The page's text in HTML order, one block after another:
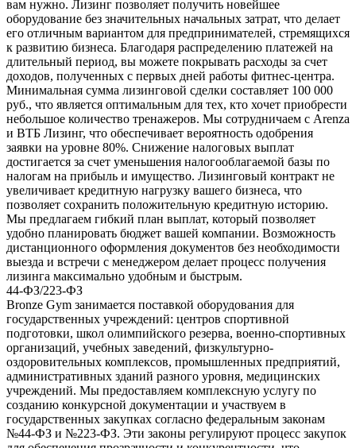
вам нужно. Лизинг позволяет получить новейшее
оборудование без значительных начальных затрат, что делает
его отличным вариантом для предпринимателей, стремящихся
к развитию бизнеса. Благодаря распределению платежей на
длительный период, вы можете покрывать расходы за счет
доходов, полученных с первых дней работы фитнес-центра.
Минимальная сумма лизинговой сделки составляет 100 000
руб., что является оптимальным для тех, кто хочет приобрести
небольшое количество тренажеров. Мы сотрудничаем с Arenza
и ВТБ Лизинг, что обеспечивает вероятность одобрения
заявки на уровне 80%. Снижение налоговых выплат
достигается за счет уменьшения налогооблагаемой базы по
налогам на прибыль и имущество. Лизинговый контракт не
увеличивает кредитную нагрузку вашего бизнеса, что
позволяет сохранить положительную кредитную историю.
Мы предлагаем гибкий план выплат, который позволяет
удобно планировать бюджет вашей компании. Возможность
дистанционного оформления документов без необходимости
выезда и встречи с менеджером делает процесс получения
лизинга максимально удобным и быстрым.
44-ФЗ/223-ФЗ
Bronze Gym занимается поставкой оборудования для
государственных учреждений: центров спортивной
подготовки, школ олимпийского резерва, военно-спортивных
организаций, учебных заведений, физкультурно-
оздоровительных комплексов, промышленных предприятий,
административных зданий разного уровня, медицинских
учреждений. Мы предоставляем комплексную услугу по
созданию конкурсной документации и участвуем в
государственных закупках согласно федеральным законам
№44-ФЗ и №223-ФЗ. Эти законы регулируют процесс закупок